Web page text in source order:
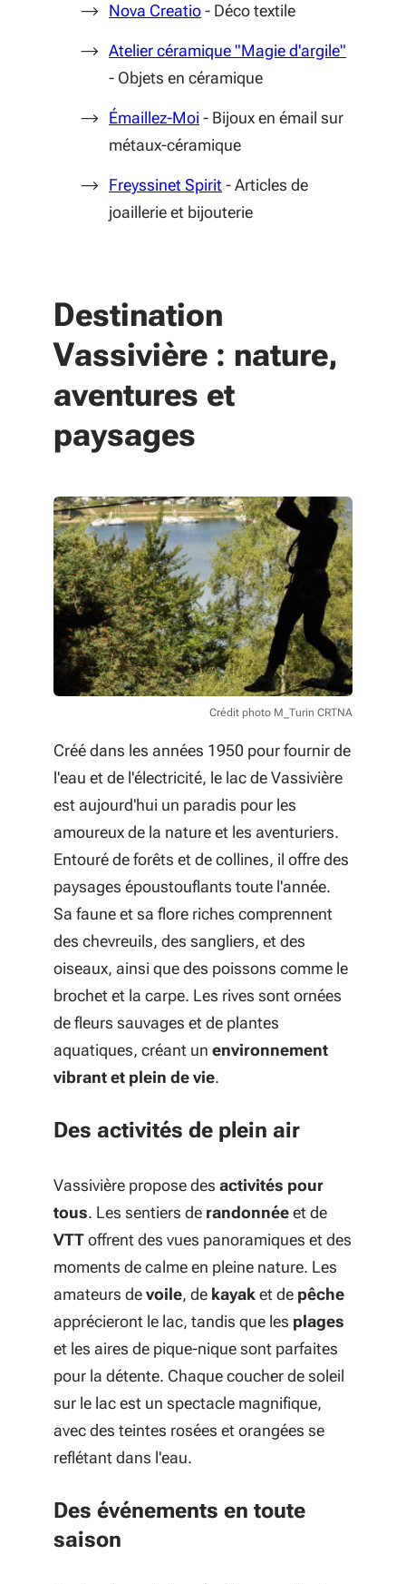
Nova Creatio(S'ouvre dans une nouvelle
- Déco textile
Atelier céramique "Magie d'argile"
- Objets en céramique
Émaillez-Moi (S'ouvre dans une nouvelle
- Bijoux en émail sur
métaux-céramique
Freyssinet Spirit(S'ouvre dans une
- Articles de
joaillerie et bijouterie
Destination
Vassivière : nature,
aventures et
paysages
Crédit photo M_Turin CRTNA
Créé dans les années 1950 pour fournir de
l'eau et de l'électricité, le lac de Vassivière
est aujourd'hui un paradis pour les
amoureux de la nature et les aventuriers.
Entouré de forêts et de collines, il offre des
paysages époustouflants toute l'année.
Sa faune et sa flore riches comprennent
des chevreuils, des sangliers, et des
oiseaux, ainsi que des poissons comme le
brochet et la carpe. Les rives sont ornées
de fleurs sauvages et de plantes
aquatiques, créant un environnement
vibrant et plein de vie.
Des activités de plein air
Vassivière propose des activités pour
tous. Les sentiers de randonnéeet de
VTToffrent des vues panoramiques et des
moments de calme en pleine nature. Les
amateurs devoile, de kayaket de pêche
apprécieront le lac, tandis que les plages
et les aires de pique-nique sont parfaites
pour la détente. Chaque coucher de soleil
sur le lac est un spectacle magnifique,
avec des teintes rosées et orangées se
reflétant dans l'eau.
Des événements en toute
saison